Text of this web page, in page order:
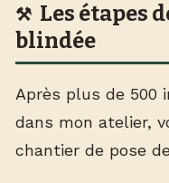
Les étapes
blindée
Après plus de 500
dans mon atelier,
chantier de pose